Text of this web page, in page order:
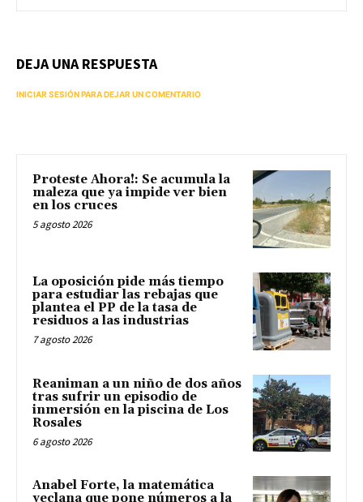
DEJA UNA RESPUESTA
INICIAR SESIÓN PARA DEJAR UN COMENTARIO
Proteste Ahora!: Se acumula la
maleza que ya impide ver bien
en los cruces
5 agosto 2026
La oposición pide más tiempo
para estudiar las rebajas que
plantea el PP de la tasa de
residuos a las industrias
7 agosto 2026
Reaniman a un niño de dos años
tras sufrir un episodio de
inmersión en la piscina de Los
Rosales
6 agosto 2026
Anabel Forte, la matemática
yeclana que pone números a la